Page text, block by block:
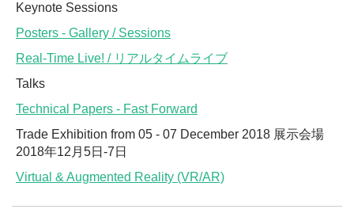
Keynote Sessions
Posters - Gallery / Sessions
Real-Time Live! / リアルタイムライブ
Talks
Technical Papers - Fast Forward
Trade Exhibition from 05 - 07 December 2018 展示会場
2018年12月5日-7日
Virtual & Augmented Reality (VR/AR)